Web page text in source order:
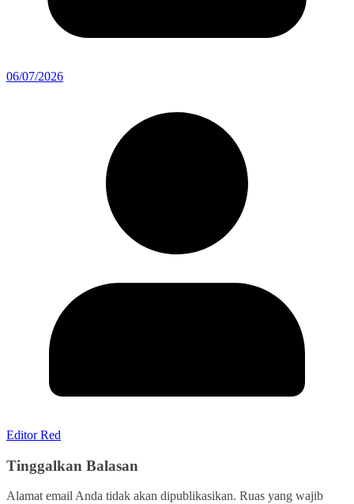
06/07/2026
Editor Red
Tinggalkan Balasan
Alamat email Anda tidak akan dipublikasikan. Ruas yang wajib